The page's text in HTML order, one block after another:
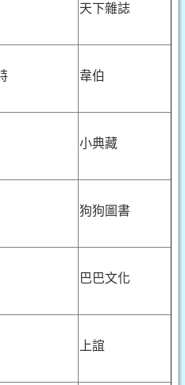
天下雜誌
韋伯
小典藏
狗狗圖書
巴巴文化
上誼